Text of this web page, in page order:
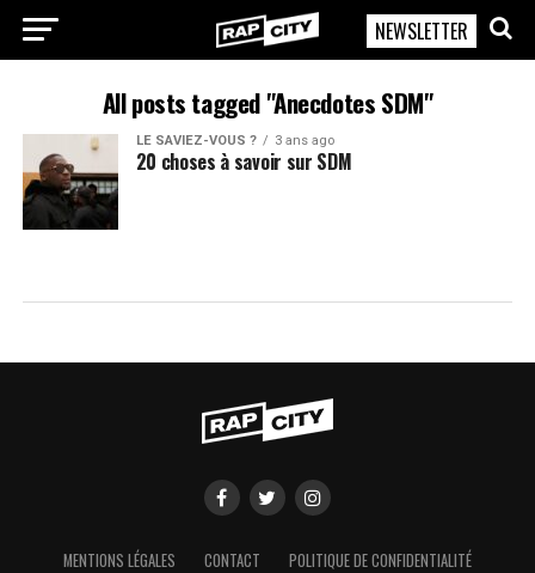
RapCity
NEWSLETTER
All posts tagged "Anecdotes SDM"
LE SAVIEZ-VOUS ? 3 ans ago
20 choses à savoir sur SDM
MENTIONS LÉGALES CONTACT POLITIQUE DE CONFIDENTIALITÉ